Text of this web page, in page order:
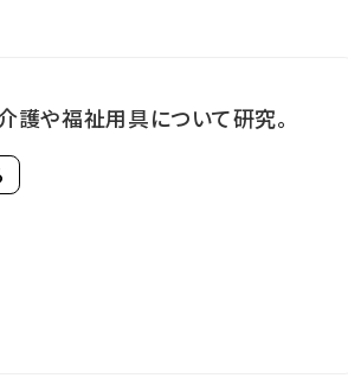
護や福祉用具について研究。